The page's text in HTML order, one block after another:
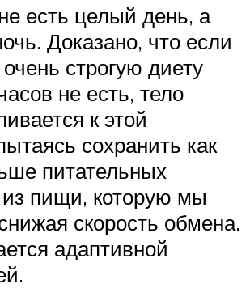
есть целый день, а
Доказано, что если
строгую диету
не есть, тело
к этой
сохранить как
питательных
пищи, которую мы
скорость обмена.
адаптивной